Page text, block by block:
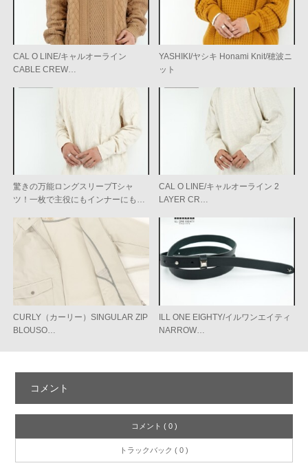
CAL O LINE/キャルオーライン
CABLE CREW…
YASHIKI/ヤシキ Honami Knit/穂波ニ
ット
驚きの万能ロングスリーブTシャ
ツ！一枚で主役にもインナーにも…
CAL O LINE/キャルオーライン 2
LAYER CR…
CURLY（カーリー）SINGULAR ZIP
BLOUSO…
ILL ONE EIGHTY/イルワンエイティ
NARROW…
コメント
コメント ( 0 )
トラックバック ( 0 )